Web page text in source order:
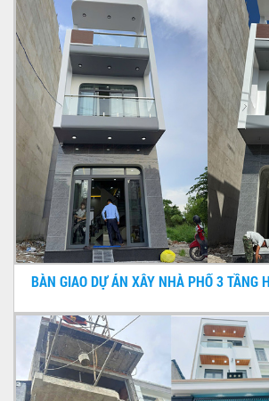
BÀN GIAO DỰ ÁN XÂY NHÀ PHỐ 3 TẦNG